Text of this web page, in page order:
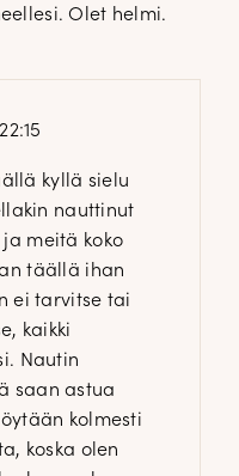
Olet helmi.
kyllä sielu
nauttinut
meitä koko
täällä ihan
ei tarvitse tai
kaikki
Nautin
saan astua
kolmesti
koska olen